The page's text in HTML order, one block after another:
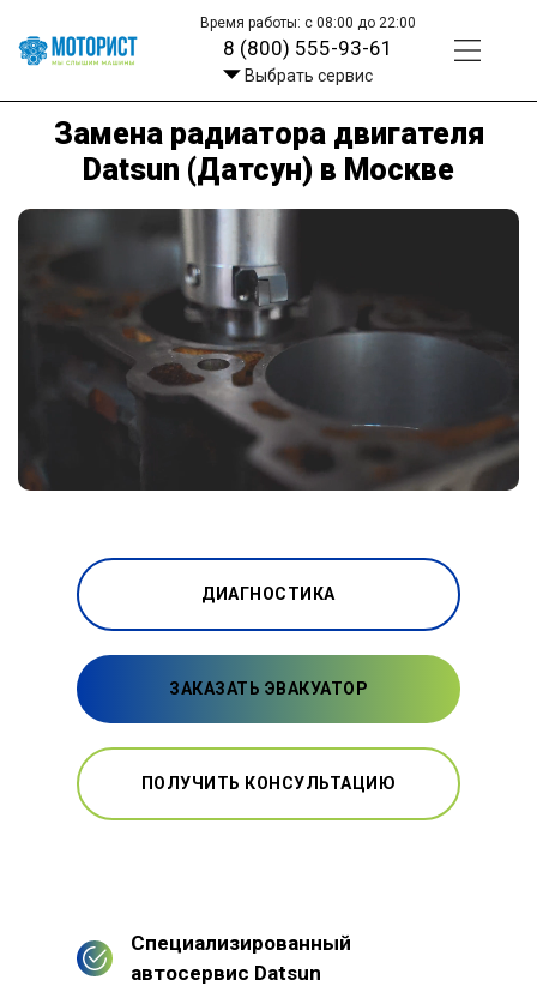
Время работы: с 08:00 до 22:00
8 (800) 555-93-61
Выбрать сервис
Замена радиатора двигателя
Datsun (Датсун) в Москве
ДИАГНОСТИКА
ЗАКАЗАТЬ ЭВАКУАТОР
ПОЛУЧИТЬ КОНСУЛЬТАЦИЮ
Специализированный
автосервис Datsun